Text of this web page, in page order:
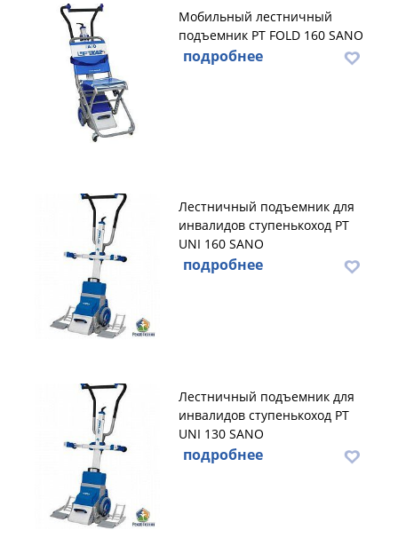
Мобильный лестничный
подъемник PT FOLD 160 SANO
подробнее
Лестничный подъемник для
инвалидов ступенькоход PT
UNI 160 SANO
подробнее
Лестничный подъемник для
инвалидов ступенькоход PT
UNI 130 SANO
подробнее